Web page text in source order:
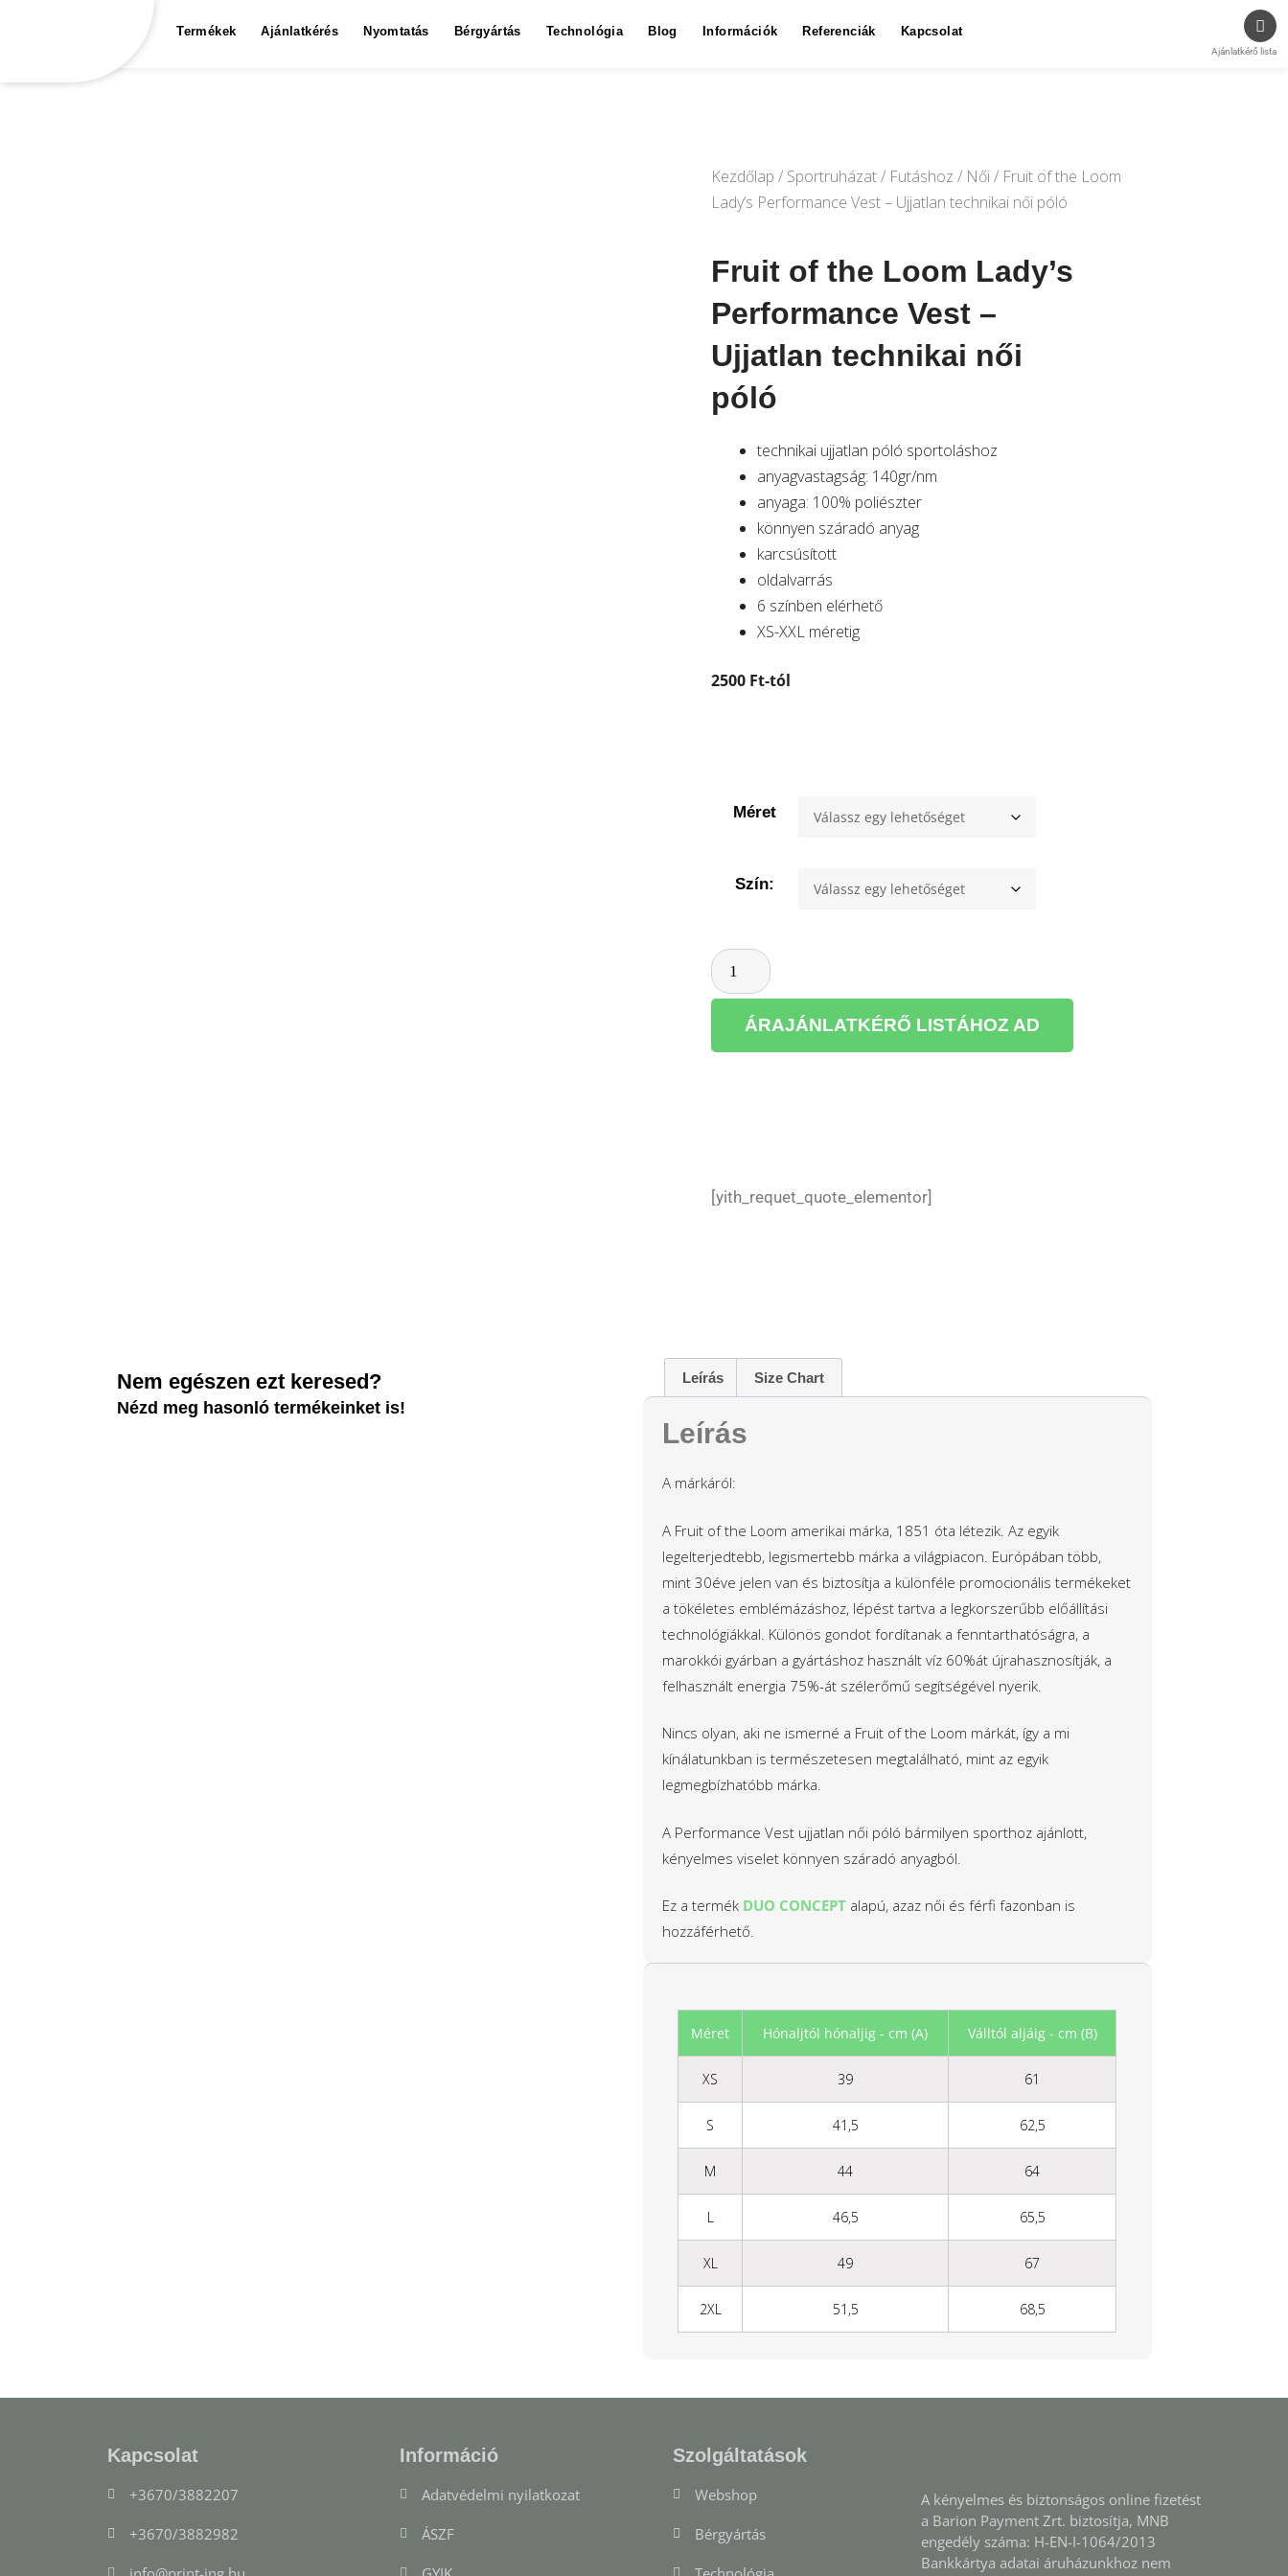
Termékek Ajánlatkérés Nyomtatás Bérgyártás Technológia Blog Információk Referenciák Kapcsolat
Ajánlatkérő lista
Kezdőlap / Sportruházat/ Futáshoz / Női/ Fruit of the Loom
Lady’s Performance Vest – Ujjatlan technikai női póló
Fruit of the Loom Lady’s
Performance Vest –
Ujjatlan technikai női
póló
technikai ujjatlan póló sportoláshoz
anyagvastagság: 140gr/nm
anyaga: 100% poliészter
könnyen száradó anyag
karcsúsított
oldalvarrás
6 színben elérhető
XS-XXL méretig
2500 Ft-tól
Méret
Szín:
ÁRAJÁNLATKÉRŐ LISTÁHOZ AD
[yith_requet_quote_elementor]
Nem egészen ezt keresed?
Nézd meg hasonló termékeinket is!
Leírás Size Chart
Leírás
A márkáról:
A Fruit of the Loom amerikai márka, 1851 óta létezik. Az egyik
legelterjedtebb, legismertebb márka a világpiacon. Európában több,
mint 30éve jelen van és biztosítja a különféle promocionális termékeket
a tökéletes emblémázáshoz, lépést tartva a legkorszerűbb előállítási
technológiákkal. Különös gondot fordítanak a fenntarthatóságra, a
marokkói gyárban a gyártáshoz használt víz 60%át újrahasznosítják, a
felhasznált energia 75%-át szélerőmű segítségével nyerik.
Nincs olyan, aki ne ismerné a Fruit of the Loom márkát, így a mi
kínálatunkban is természetesen megtalálható, mint az egyik
legmegbízhatóbb márka.
A Performance Vest ujjatlan női póló bármilyen sporthoz ajánlott,
kényelmes viselet könnyen száradó anyagból.
Ez a termék DUO CONCEPT alapú, azaz női és férfi fazonban is
hozzáférhető.
Méret Hónaljtól hónaljig - cm (A) Válltól aljáig - cm (B)
XS 39 61
S 41,5 62,5
M 44 64
L 46,5 65,5
XL 49 67
2XL 51,5 68,5
Kapcsolat
+3670/3882207
+3670/3882982
Információ
Adatvédelmi nyilatkozat
ÁSZF
Szolgáltatások
Webshop
Bérgyártás
A kényelmes és biztonságos online fizetést
a Barion Payment Zrt. biztosítja, MNB
engedély száma: H-EN-I-1064/2013
Bankkártya adatai áruházunkhoz nem